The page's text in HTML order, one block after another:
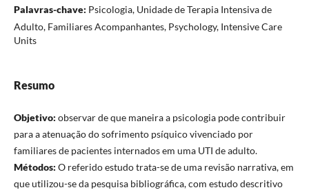
Palavras-chave: Psicologia, Unidade de Terapia Intensiva de
Adulto, Familiares Acompanhantes, Psychology, Intensive Care
Units
Resumo
Objetivo: observar de que maneira a psicologia pode contribuir
para a atenuação do sofrimento psíquico vivenciado por
familiares de pacientes internados em uma UTI de adulto.
Métodos: O referido estudo trata-se de uma revisão narrativa, em
que utilizou-se da pesquisa bibliográfica, com estudo descritivo